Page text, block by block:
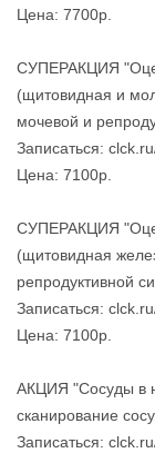
Цена: 7700р.
СУПЕРАКЦИЯ
(щитовидная и
мочевой и
Записаться:
Цена: 7100р.
СУПЕРАКЦИЯ
(щитовидная
репродуктивной
Записаться:
Цена: 7100р.
АКЦИЯ "Сосуды в
сканирование
Записаться: